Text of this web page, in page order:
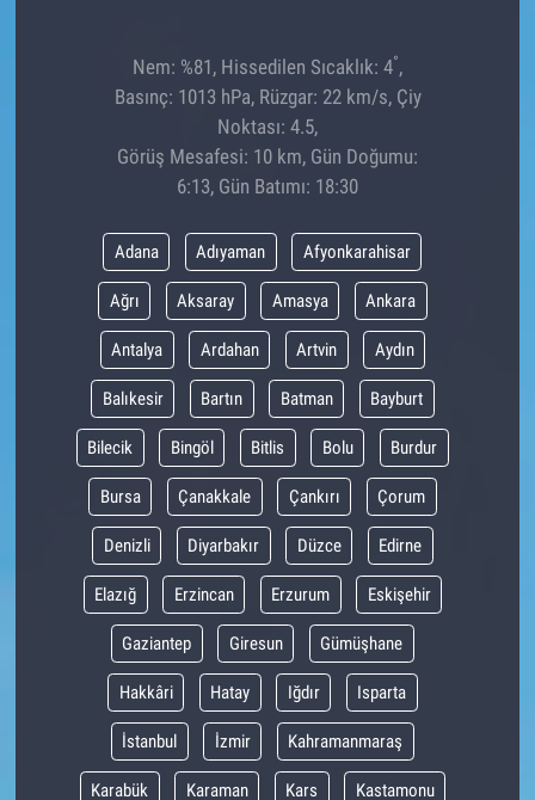
Nem: %81, Hissedilen Sıcaklık: 4°,
Basınç: 1013 hPa, Rüzgar: 22 km/s, Çiy
Noktası: 4.5,
Görüş Mesafesi: 10 km, Gün Doğumu:
6:13, Gün Batımı: 18:30
Adana Adıyaman Afyonkarahisar
Ağrı Aksaray Amasya Ankara
Antalya Ardahan Artvin Aydın
Balıkesir Bartın Batman Bayburt
Bilecik Bingöl Bitlis Bolu Burdur
Bursa Çanakkale Çankırı Çorum
Denizli Diyarbakır Düzce Edirne
Elazığ Erzincan Erzurum Eskişehir
Gaziantep Giresun Gümüşhane
Hakkâri Hatay Iğdır Isparta
İstanbul İzmir Kahramanmaraş
Karabük Karaman Kars Kastamonu